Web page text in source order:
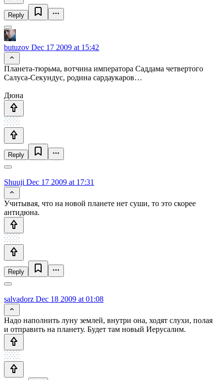
Reply
butuzov Dec 17 2009 at 15:42
Планета-тюрьма, вотчина императора Саддама четвертого
Салуса-Секундус, родина сардаукаров…
Дюна
Reply
Shuuji Dec 17 2009 at 17:31
Учитывая, что на новой планете нет суши, то это скорее
антидюна.
Reply
salvadorz Dec 18 2009 at 01:08
Надо наполнить луну землей, внутри она, ходят слухи, полая
и отправить на планету. Будет там новый Иерусалим.